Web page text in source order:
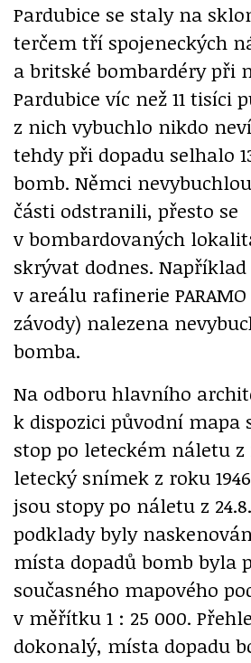
Pardubice se staly na
terčem tří spojeneckých
a britské bombardéry při
Pardubice víc než 11 tisíci
z nich vybuchlo nikdo
tehdy při dopadu selhalo
bomb. Němci
části odstranili, přesto se
v bombardovaných
skrývat dodnes. Například
v areálu rafinerie
závody) nalezena
bomba.
Na odboru hlavního
k dispozici původní mapa
stop po leteckém náletu z
letecký snímek z roku
jsou stopy po náletu z
podklady byly
místa dopadů bomb byla
současného mapového
v měřítku 1 : 25 000.
dokonalý, místa dopadu